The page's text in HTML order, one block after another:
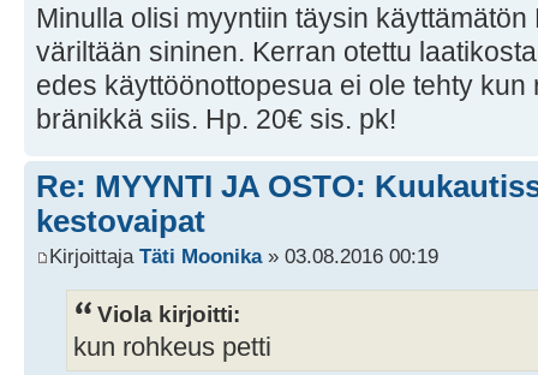
Minulla olisi myyntiin täysin
väriltään sininen. Kerran otettu
edes käyttöönottopesua ei ole tehty kun
bränikkä siis. Hp. 20€ sis. pk!
Re: MYYNTI JA OSTO:
kestovaipat
Kirjoittaja Täti Moonika» 03.08.2016 00:19
Viola kirjoitti:
kun rohkeus petti